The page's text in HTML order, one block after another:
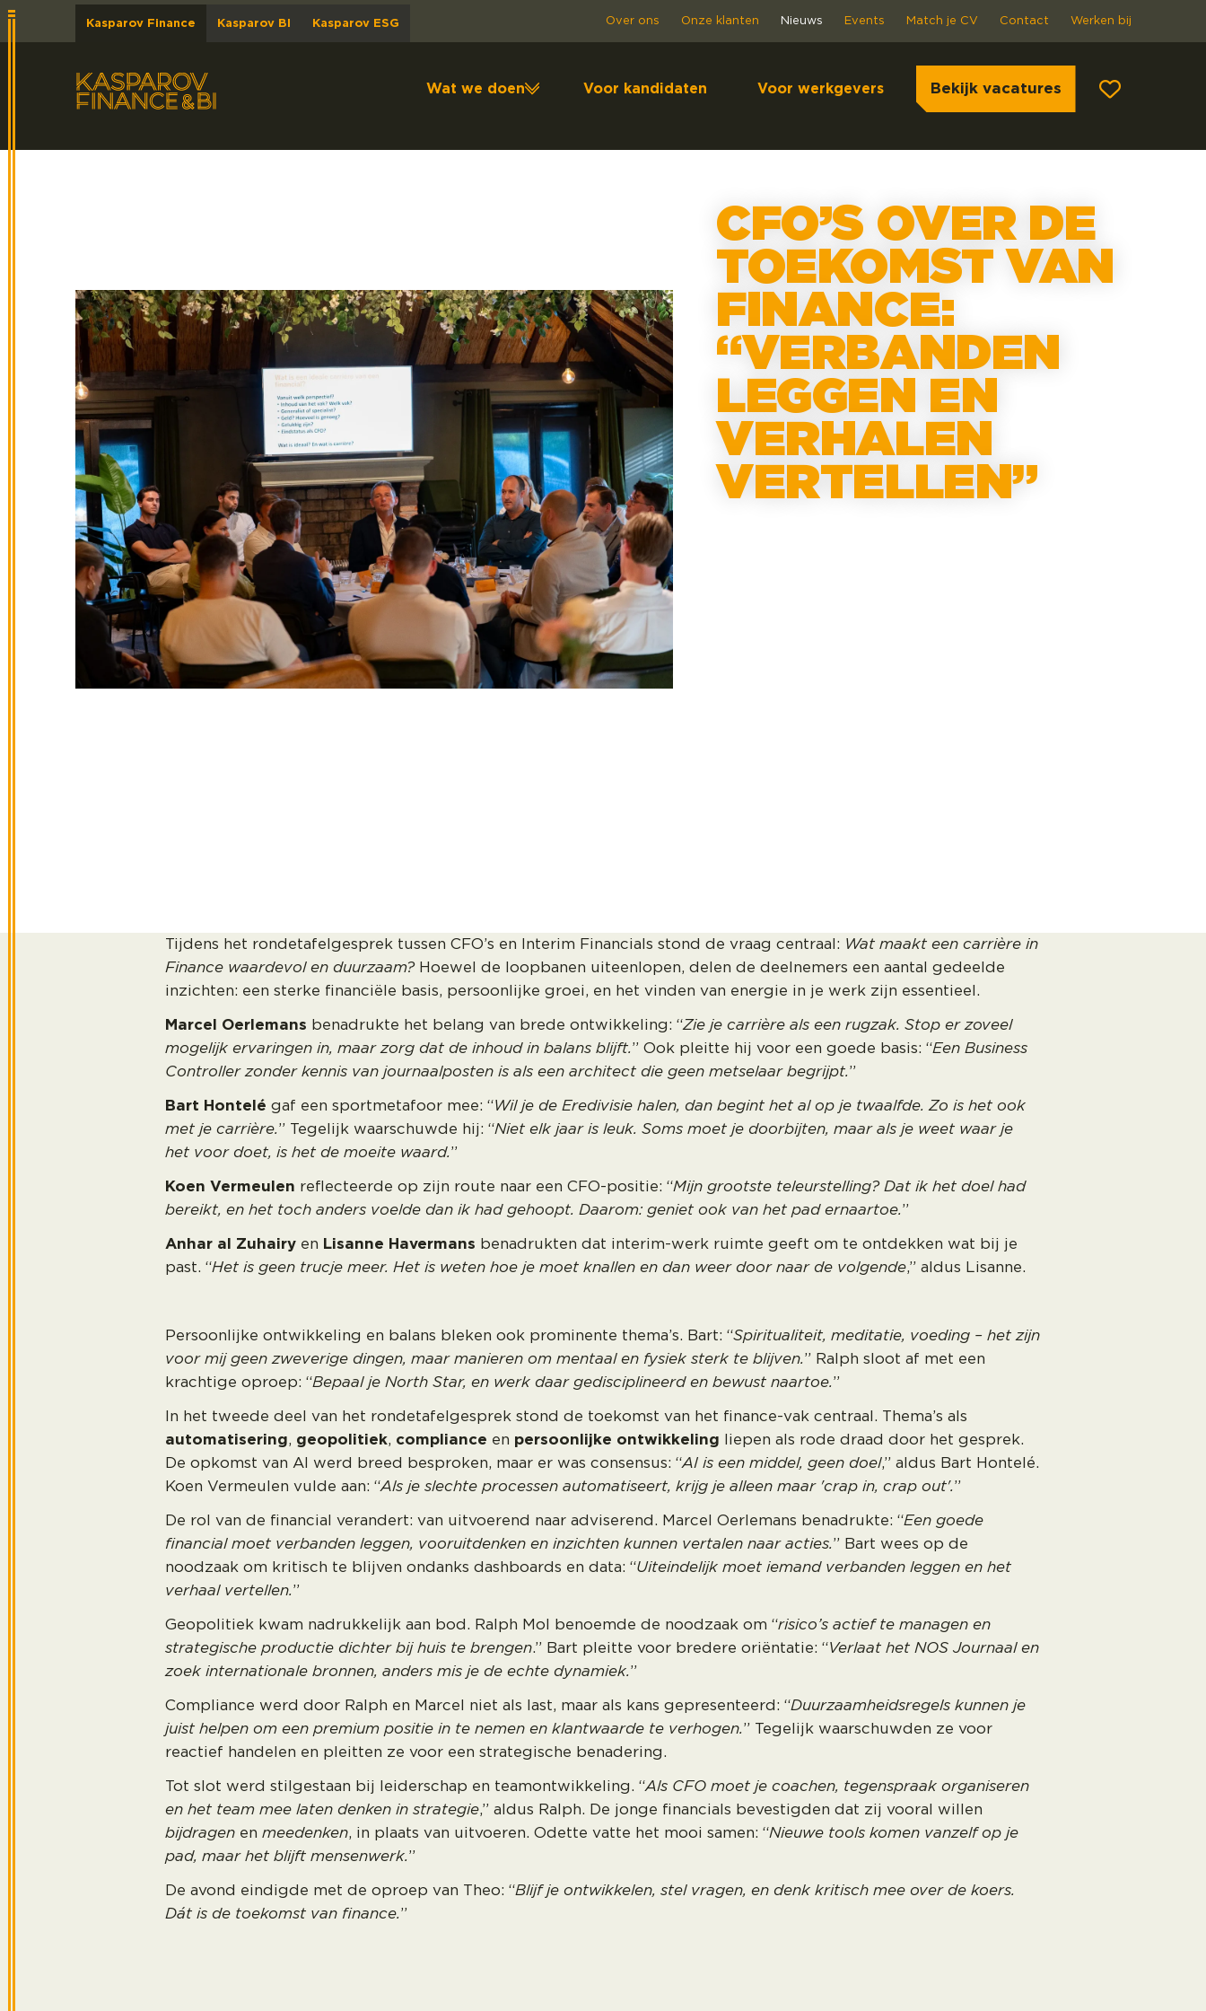
Kasparov Finance Kasparov BI Kasparov ESG Over ons Onze klanten Nieuws Events Match je CV Contact Werken bij
Wat we doen Voor kandidaten Voor werkgevers Bekijk vacatures
CFO’S OVER DE
TOEKOMST VAN
FINANCE:
“VERBANDEN
LEGGEN EN
VERHALEN
VERTELLEN”
Tijdens het rondetafelgesprek tussen CFO’s en Interim Financials stond de vraag centraal: Wat maakt een carrière in
Finance waardevol en duurzaam?Hoewel de loopbanen uiteenlopen, delen de deelnemers een aantal gedeelde
inzichten: een sterke financiële basis, persoonlijke groei, en het vinden van energie in je werk zijn essentieel.
Marcel Oerlemans benadrukte het belang van brede ontwikkeling: “Zie je carrière als een rugzak. Stop er zoveel
mogelijk ervaringen in, maar zorg dat de inhoud in balans blijft.” Ook pleitte hij voor een goede basis: “Een Business
Controller zonder kennis van journaalposten is als een architect die geen metselaar begrijpt.”
Bart Hontelé gaf een sportmetafoor mee: “Wil je de Eredivisie halen, dan begint het al op je twaalfde. Zo is het ook
met je carrière.” Tegelijk waarschuwde hij: “Niet elk jaar is leuk. Soms moet je doorbijten, maar als je weet waar je
het voor doet, is het de moeite waard.”
Koen Vermeulen reflecteerde op zijn route naar een CFO-positie: “Mijn grootste teleurstelling? Dat ik het doel had
bereikt, en het toch anders voelde dan ik had gehoopt. Daarom: geniet ook van het pad ernaartoe.”
Anhar al Zuhairyen Lisanne Havermans benadrukten dat interim-werk ruimte geeft om te ontdekken wat bij je
past. “Het is geen trucje meer. Het is weten hoe je moet knallen en dan weer door naar de volgende,” aldus Lisanne.
Persoonlijke ontwikkeling en balans bleken ook prominente thema’s. Bart: “Spiritualiteit, meditatie, voeding – het zijn
voor mij geen zweverige dingen, maar manieren om mentaal en fysiek sterk te blijven.” Ralph sloot af met een
krachtige oproep: “Bepaal je North Star, en werk daar gedisciplineerd en bewust naartoe.”
In het tweede deel van het rondetafelgesprek stond de toekomst van het finance-vak centraal. Thema’s als
automatisering, geopolitiek, compliance en persoonlijke ontwikkeling liepen als rode draad door het gesprek.
De opkomst van AI werd breed besproken, maar er was consensus: “AI is een middel, geen doel,” aldus Bart Hontelé.
Koen Vermeulen vulde aan: “Als je slechte processen automatiseert, krijg je alleen maar 'crap in, crap out'.”
De rol van de financial verandert: van uitvoerend naar adviserend. Marcel Oerlemans benadrukte: “Een goede
financial moet verbanden leggen, vooruitdenken en inzichten kunnen vertalen naar acties.” Bart wees op de
noodzaak om kritisch te blijven ondanks dashboards en data: “Uiteindelijk moet iemand verbanden leggen en het
verhaal vertellen.”
Geopolitiek kwam nadrukkelijk aan bod. Ralph Mol benoemde de noodzaak om “risico’s actief te managen en
strategische productie dichter bij huis te brengen.” Bart pleitte voor bredere oriëntatie: “Verlaat het NOS Journaal en
zoek internationale bronnen, anders mis je de echte dynamiek.”
Compliance werd door Ralph en Marcel niet als last, maar als kans gepresenteerd: “Duurzaamheidsregels kunnen je
juist helpen om een premium positie in te nemen en klantwaarde te verhogen.” Tegelijk waarschuwden ze voor
reactief handelen en pleitten ze voor een strategische benadering.
Tot slot werd stilgestaan bij leiderschap en teamontwikkeling. “Als CFO moet je coachen, tegenspraak organiseren
en het team mee laten denken in strategie,” aldus Ralph. De jonge financials bevestigden dat zij vooral willen
bijdragenen meedenken, in plaats van uitvoeren. Odette vatte het mooi samen: “Nieuwe tools komen vanzelf op je
pad, maar het blijft mensenwerk.”
De avond eindigde met de oproep van Theo: “Blijf je ontwikkelen, stel vragen, en denk kritisch mee over de koers.
Dát is de toekomst van finance.”